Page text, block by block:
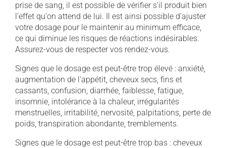
prise de sang, il est possible de vérifier s'il produit bien
l'effet qu'on attend de lui. Il est ainsi possible d'ajuster
votre dosage pour le maintenir au minimum efficace,
ce qui diminue les risques de réactions indésirables.
Assurez-vous de respecter vos rendez-vous.
Signes que le dosage est peut-être trop élevé : anxiété,
augmentation de l'appétit, cheveux secs, fins et
cassants, confusion, diarrhée, faiblesse, fatigue,
insomnie, intolérance à la chaleur, irrégularités
menstruelles, irritabilité, nervosité, palpitations, perte de
poids, transpiration abondante, tremblements.
Signes que le dosage est peut-être trop bas : cheveux